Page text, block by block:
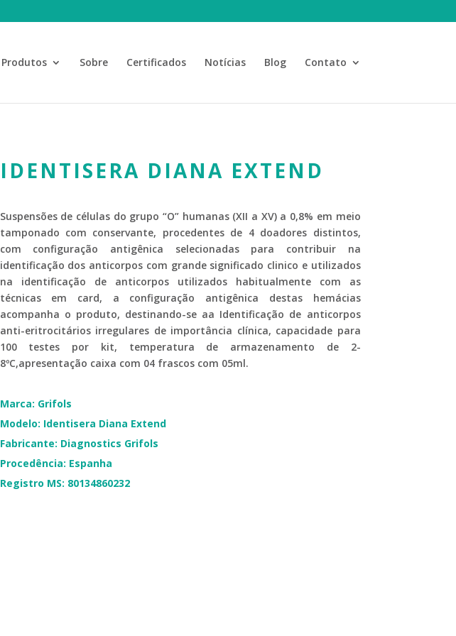
Produtos Sobre Certificados Notícias Blog Contato
IDENTISERA DIANA EXTEND
Suspensões de células do grupo “O” humanas (XII a XV) a 0,8% em meio
tamponado com conservante, procedentes de 4 doadores distintos,
com configuração antigênica selecionadas para contribuir na
identificação dos anticorpos com grande significado clinico e utilizados
na identificação de anticorpos utilizados habitualmente com as
técnicas em card, a configuração antigênica destas hemácias
acompanha o produto, destinando-se aa Identificação de anticorpos
anti-eritrocitários irregulares de importância clínica, capacidade para
100 testes por kit, temperatura de armazenamento de 2-
8ºC,apresentação caixa com 04 frascos com 05ml.
Marca: Grifols
Modelo: Identisera Diana Extend
Fabricante: Diagnostics Grifols
Procedência: Espanha
Registro MS: 80134860232